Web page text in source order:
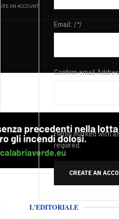
AN ACCOUNT
Email: (*)
Confirm email
Fields marked with
required.
CREATE AN
L'EDITORIALE